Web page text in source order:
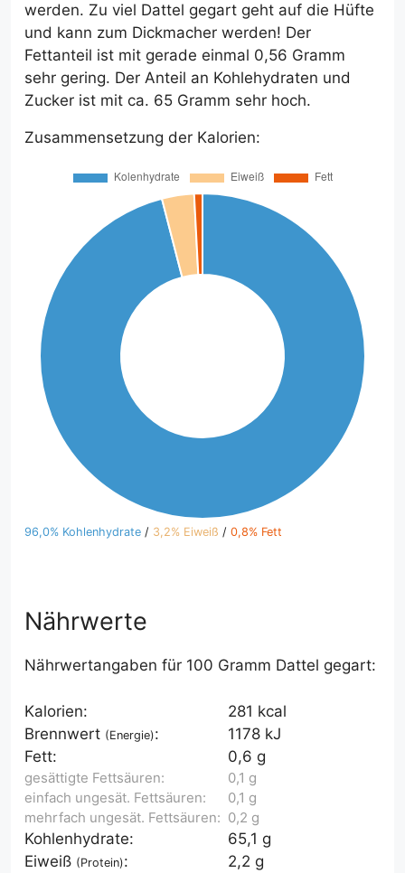
werden. Zu viel Dattel gegart geht auf die Hüfte
und kann zum Dickmacher werden! Der
Fettanteil ist mit gerade einmal 0,56 Gramm
sehr gering. Der Anteil an Kohlehydraten und
Zucker ist mit ca. 65 Gramm sehr hoch.
Zusammensetzung der Kalorien:
96,0% Kohlenhydrate / 3,2% Eiweiß / 0,8% Fett
Nährwerte
Nährwertangaben für 100 Gramm Dattel gegart:
Kalorien:
281 kcal
Brennwert (Energie):
1178 kJ
Fett:
0,6 g
gesättigte Fettsäuren:
0,1 g
einfach ungesät. Fettsäuren:
0,1 g
mehrfach ungesät. Fettsäuren: 0,2 g
Kohlenhydrate:
65,1 g
Eiweiß (Protein): 2,2 g